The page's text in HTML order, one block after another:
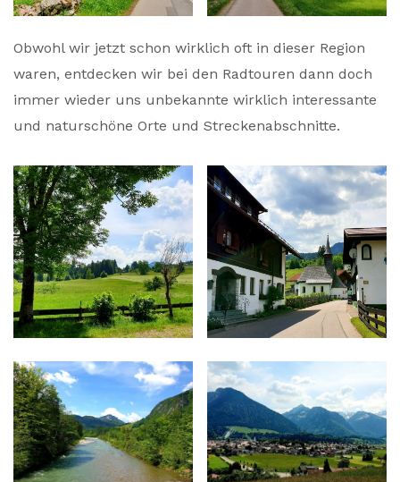
Obwohl wir jetzt schon wirklich oft in dieser Region
waren, entdecken wir bei den Radtouren dann doch
immer wieder uns unbekannte wirklich interessante
und naturschöne Orte und Streckenabschnitte.